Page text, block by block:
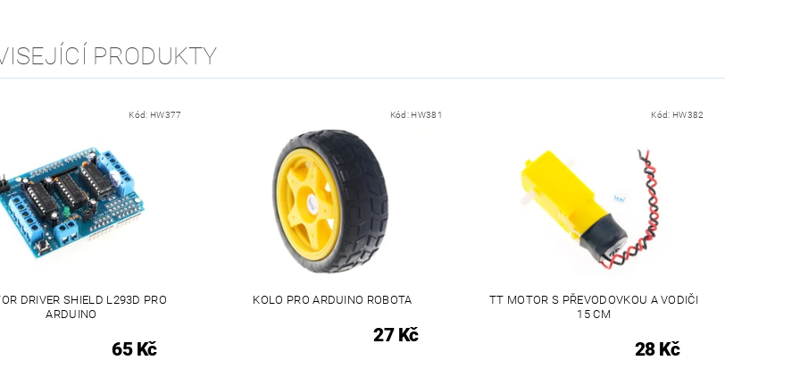
PRODUKTY
Kód: HW377
DRIVER SHIELD L293D PRO
ARDUINO
65 Kč
Kód: HW381
KOLO PRO ARDUINO ROBOTA
27 Kč
Kód: HW382
TT MOTOR S PŘEVODOVKOU A VODIČI
15 CM
28 Kč